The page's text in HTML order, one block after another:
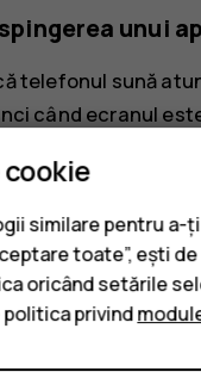
unui
telefonul sună
când ecranul
similare pentru
toate”, ești
oricând setările
privind